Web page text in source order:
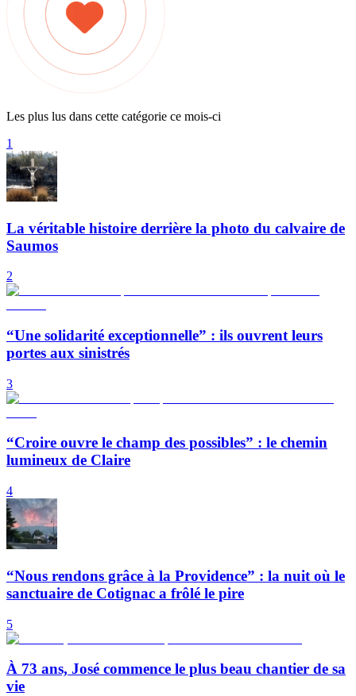
Les plus lus dans cette catégorie ce mois-ci
1
La véritable histoire derrière la photo du calvaire de
Saumos
2
“Une solidarité exceptionnelle” : ils ouvrent leurs
portes aux sinistrés
3
“Croire ouvre le champ des possibles” : le chemin
lumineux de Claire
4
“Nous rendons grâce à la Providence” : la nuit où le
sanctuaire de Cotignac a frôlé le pire
5
À 73 ans, José commence le plus beau chantier de sa
vie